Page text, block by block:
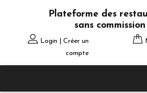
Plateforme des
sans commission
Login | Créer un
compte